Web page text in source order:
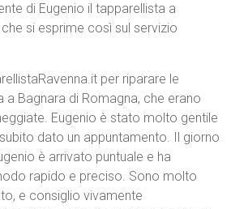
di Eugenio il tapparellista a
si esprime così sul servizio
per riparare le
a Bagnara di Romagna, che erano
Eugenio è stato molto gentile
dato un appuntamento. Il giorno
è arrivato puntuale e ha
rapido e preciso. Sono molto
e consiglio vivamente